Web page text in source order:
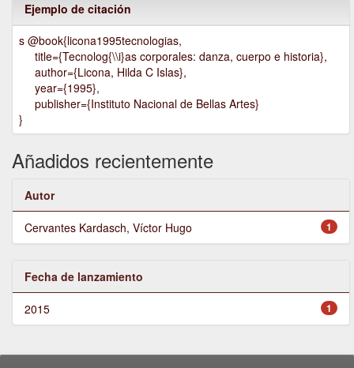
Ejemplo de citación
s @book{licona1995tecnologias,
title={Tecnolog{\\i}as corporales: danza, cuerpo e historia},
author={Licona, Hilda C Islas},
year={1995},
publisher={Instituto Nacional de Bellas Artes}
}
Añadidos recientemente
Autor
1
Cervantes Kardasch, Víctor Hugo
Fecha de lanzamiento
1
2015